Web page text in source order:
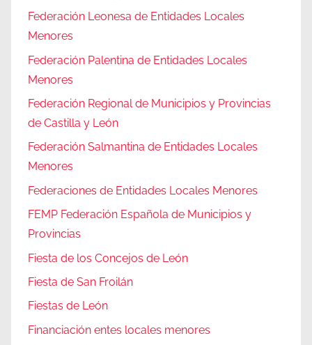
Federación Leonesa de Entidades Locales
Menores
Federación Palentina de Entidades Locales
Menores
Federación Regional de Municipios y Provincias
de Castilla y León
Federación Salmantina de Entidades Locales
Menores
Federaciones de Entidades Locales Menores
FEMP Federación Española de Municipios y
Provincias
Fiesta de los Concejos de León
Fiesta de San Froilán
Fiestas de León
Financiación entes locales menores